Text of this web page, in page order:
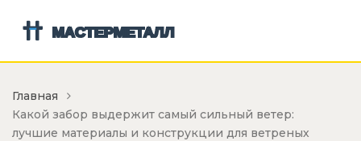
Главная
Какой забор выдержит самый сильный ветер:
лучшие материалы и конструкции для ветреных